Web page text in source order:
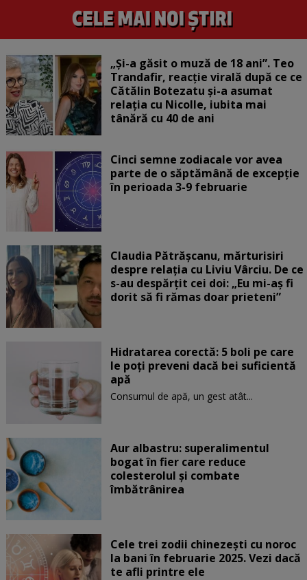
„Și-a găsit o muză de 18 ani”. Teo
Trandafir, reacție virală după ce ce
Cătălin Botezatu și-a asumat
relația cu Nicolle, iubita mai
tânără cu 40 de ani
Cinci semne zodiacale vor avea
parte de o săptămână de excepție
în perioada 3-9 februarie
Claudia Pătrășcanu, mărturisiri
despre relația cu Liviu Vârciu. De ce
s-au despărțit cei doi: „Eu mi-aș fi
dorit să fi rămas doar prieteni”
Hidratarea corectă: 5 boli pe care
le poți preveni dacă bei suficientă
apă
Consumul de apă, un gest atât...
Aur albastru: superalimentul
bogat în fier care reduce
colesterolul și combate
îmbătrânirea
Cele trei zodii chinezești cu noroc
la bani în februarie 2025. Vezi dacă
te afli printre ele